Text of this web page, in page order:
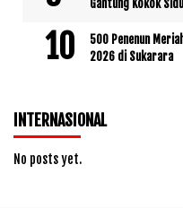
Gantung Kokok
500 Penenun
2026 di Sukarara
INTERNASIONAL
No posts yet.